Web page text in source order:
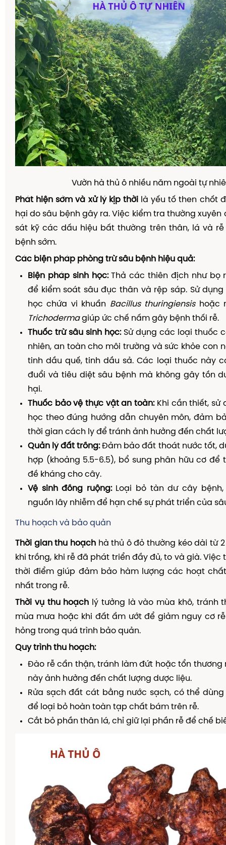
Vườn hà thủ ô nhiều năm ngoài tự
Phát hiện sớm và xử lý kịp thờilà yếu tố then chốt
hại do sâu bệnh gây ra. Việc kiểm tra thường xuyên
sát kỹ các dấu hiệu bất thường trên thân, lá và
bệnh sớm.
Các biện pháp phòng trừ sâu bệnh hiệu quả:
Biện pháp sinh học:Thả các thiên địch như bọ
để kiểm soát sâu đục thân và rệp sáp. Sử
học chứa vi khuẩn Bacillus thuringiensishoặc
Trichodermagiúp ức chế nấm gây bệnh thối rễ.
Thuốc trừ sâu sinh học:Sử dụng các loại thuốc
nhiên, an toàn cho môi trường và sức khỏe con
tinh dầu quế, tinh dầu sả. Các loại thuốc này
đuổi và tiêu diệt sâu bệnh mà không gây tồn
hại.
Thuốc bảo vệ thực vật an toàn:Khi cần thiết, sử
học theo đúng hướng dẫn chuyên môn, đảm
thời gian cách ly để tránh ảnh hưởng đến chất
Quản lý đất trồng:Đảm bảo đất thoát nước tốt,
hợp (khoảng 5.5-6.5), bổ sung phân hữu cơ để
đề kháng cho cây.
Vệ sinh đồng ruộng:Loại bỏ tàn dư cây
nguồn lây nhiễm để hạn chế sự phát triển của
Thu hoạch và bảo quản
Thời gian thu hoạchhà thủ ô đỏ thường kéo dài từ
khi trồng, khi rễ đã phát triển đầy đủ, to và già. Việc
thời điểm giúp đảm bảo hàm lượng các hoạt
nhất trong rễ.
Thời vụ thu hoạch lý tưởng là vào mùa khô, tránh
mùa mưa hoặc khi đất ẩm ướt để giảm nguy cơ
hỏng trong quá trình bảo quản.
Quy trình thu hoạch:
Đào rễ cẩn thận, tránh làm đứt hoặc tổn thương
này ảnh hưởng đến chất lượng dược liệu.
Rửa sạch đất cát bằng nước sạch, có thể
để loại bỏ hoàn toàn tạp chất bám trên rễ.
Cắt bỏ phần thân lá, chỉ giữ lại phần rễ để chế